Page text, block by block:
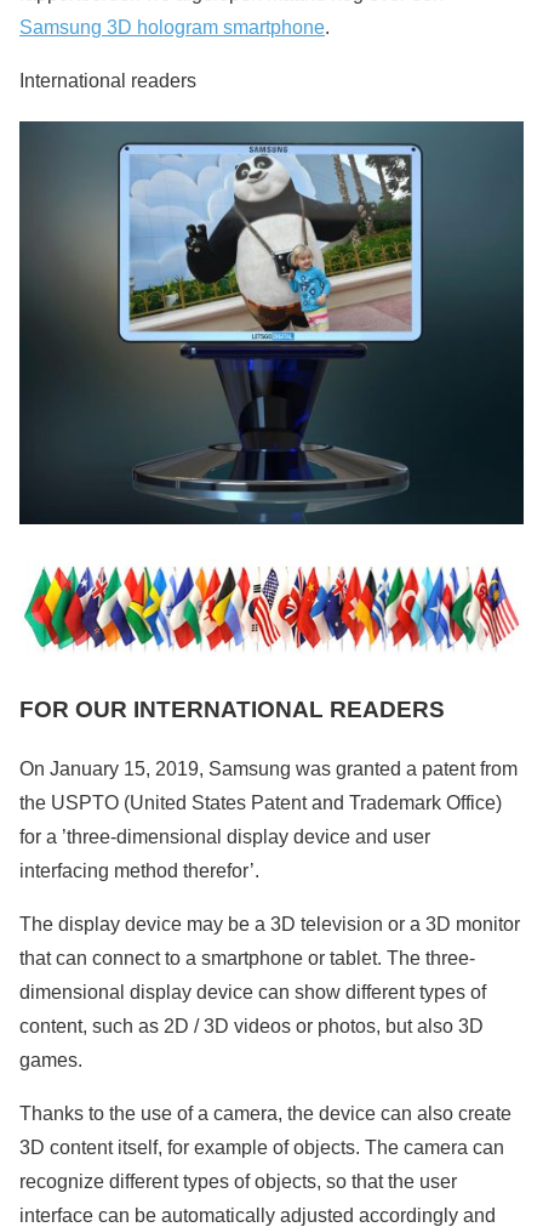
Samsung 3D hologram smartphone.
International readers
FOR OUR INTERNATIONAL READERS
On January 15, 2019, Samsung was granted a patent from
the USPTO (United States Patent and Trademark Office)
for a ’three-dimensional display device and user
interfacing method therefor’.
The display device may be a 3D television or a 3D monitor
that can connect to a smartphone or tablet. The three-
dimensional display device can show different types of
content, such as 2D / 3D videos or photos, but also 3D
games.
Thanks to the use of a camera, the device can also create
3D content itself, for example of objects. The camera can
recognize different types of objects, so that the user
interface can be automatically adjusted accordingly and